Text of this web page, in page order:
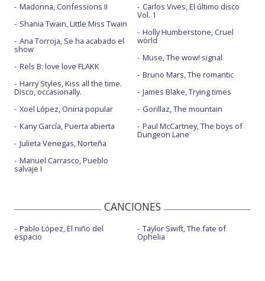
Madonna, Confessions II
Shania Twain, Little Miss Twain
Ana Torroja, Se ha acabado el
show
Rels B: love love FLAKK
Harry Styles, Kiss all the time.
Disco, occasionally.
Xoel López, Oniria popular
Kany García, Puerta abierta
Julieta Venegas, Norteña
Manuel Carrasco, Pueblo
salvaje I
Carlos Vives, El último disco
Vol. 1
Holly Humberstone, Cruel
world
Muse, The wow! signal
Bruno Mars, The romantic
James Blake, Trying times
Gorillaz, The mountain
Paul McCartney, The boys of
Dungeon Lane
CANCIONES
Pablo López, El niño del
espacio
Taylor Swift, The fate of
Ophelia